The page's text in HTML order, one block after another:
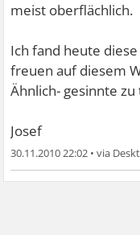
meist oberflächlich.
Ich fand heute
freuen auf diesem
Ähnlich- gesinnte
Josef
30.11.2010 22:02 •